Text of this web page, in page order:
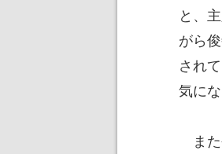
と、
がら
され
気に
また